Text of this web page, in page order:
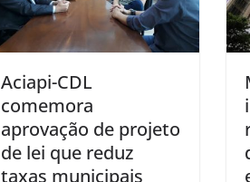
Aciapi-CDL
comemora
aprovação de projeto
de lei que reduz
taxas municipais